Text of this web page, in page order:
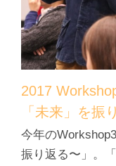
2017
「未来」を振
今年の
振り返る〜」。